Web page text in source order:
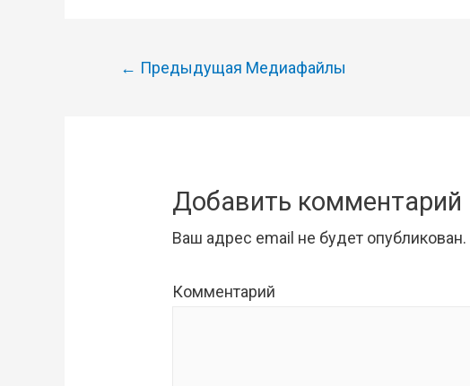
Навигация
← Предыдущая Медиафайлы
Добавить комментарий
Ваш адрес email не будет опубликован.
Комментарий